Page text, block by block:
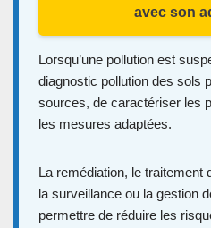
avec son
Lorsqu’une pollution est
diagnostic pollution des sols
sources, de caractériser les
les mesures adaptées.
La remédiation, le traitement
la surveillance ou la gestion
permettre de réduire les